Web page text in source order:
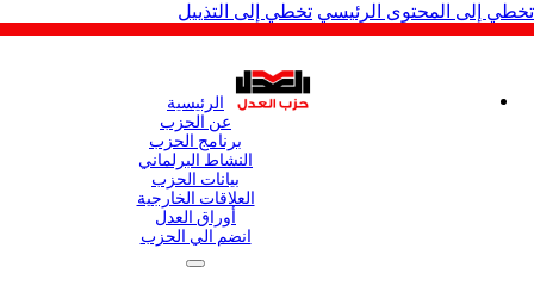
المحتوى الرئيسي تخطي إلى التذييل
الرئيسية
عن الحزب
برنامج الحزب
النشاط البرلماني
بيانات الحزب
العلاقات الخارجية
أوراق العدل
انضم الي الحزب